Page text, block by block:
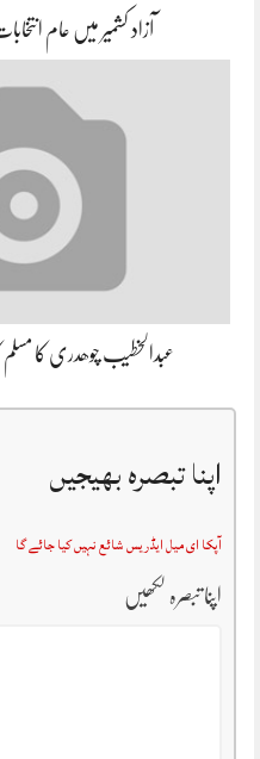
آزاد کشمیر میں عام
عبدالخطیب چوھدری کا
اپنا تبصرہ بھیجیں
آپکا ای میل ایڈریس شائع نہیں کیا جائے گا
اپنا تبصرہ لکھیں